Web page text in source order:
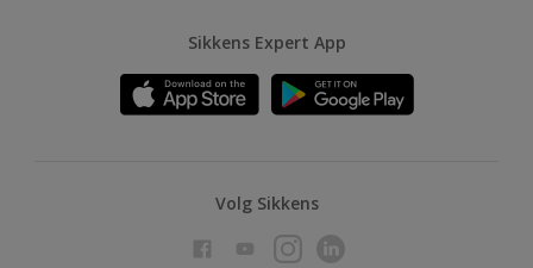
Sikkens Expert App
Volg Sikkens